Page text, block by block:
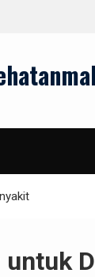
untuk